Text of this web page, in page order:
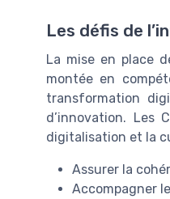
Les défis de
La mise en place
montée en
transformation
d’innovation. Les
digitalisation et la
Assurer la
Accompagner